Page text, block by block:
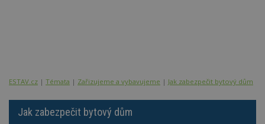
ESTAV.cz Témata Zařizujeme a vybavujeme Jak zabezpečit bytový dům
Jak zabezpečit bytový dům